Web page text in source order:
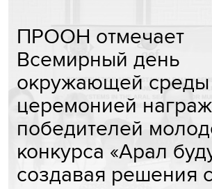
ПРООН отмечает
Всемирный день
окружающей среды
церемонией
победителей
конкурса «Арал
создавая решения